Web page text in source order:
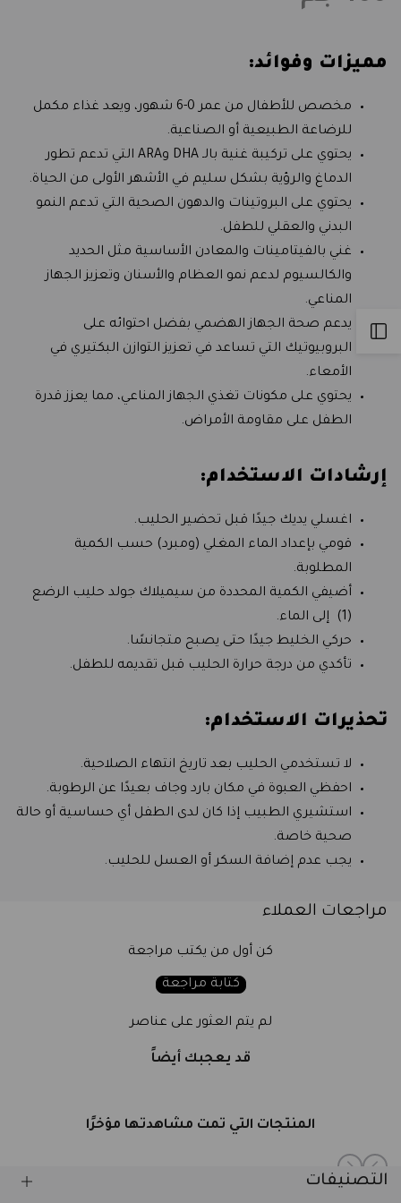
Open
Sidebar
(1)
(1)
400
جم
مميزات وفوائد:
مخصص للأطفال من عمر 0-6 شهور، ويعد غذاء مكمل
للرضاعة الطبيعية أو الصناعية.
يحتوي على تركيبة غنية بالـ DHA وARA التي تدعم تطور
الدماغ والرؤية بشكل سليم في الأشهر الأولى من الحياة.
يحتوي على البروتينات والدهون الصحية التي تدعم النمو
البدني والعقلي للطفل.
غني بالفيتامينات والمعادن الأساسية مثل الحديد
والكالسيوم لدعم نمو العظام والأسنان وتعزيز الجهاز
المناعي.
يدعم صحة الجهاز الهضمي بفضل احتوائه على
البروبيوتيك التي تساعد في تعزيز التوازن البكتيري في
الأمعاء.
يحتوي على مكونات تغذي الجهاز المناعي، مما يعزز قدرة
الطفل على مقاومة الأمراض.
إرشادات الاستخدام:
اغسلي يديك جيدًا قبل تحضير الحليب.
قومي بإعداد الماء المغلي (ومبرد) حسب الكمية
المطلوبة.
أضيفي الكمية المحددة من سيميلاك جولد حليب الرضع
(1) إلى الماء.
حركي الخليط جيدًا حتى يصبح متجانسًا.
تأكدي من درجة حرارة الحليب قبل تقديمه للطفل.
تحذيرات الاستخدام:
لا تستخدمي الحليب بعد تاريخ انتهاء الصلاحية.
احفظي العبوة في مكان بارد وجاف بعيدًا عن الرطوبة.
استشيري الطبيب إذا كان لدى الطفل أي حساسية أو حالة
صحية خاصة.
يجب عدم إضافة السكر أو العسل للحليب.
مراجعات العملاء
كن أول من يكتب مراجعة
كتابة مراجعة
لم يتم العثور على عناصر
قد يعجبك أيضاً
المنتجات التي تمت مشاهدتها مؤخرًا
التصنيفات